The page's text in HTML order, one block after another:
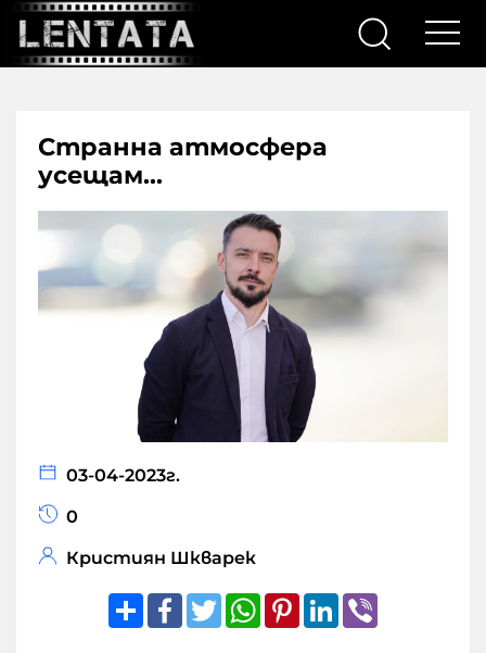
Странна атмосфера
усещам...
03-04-2023г.
0
Кристиян Шкварек
ShareFacebook
TwitterWhatsApp
Pinterest
LinkedIn